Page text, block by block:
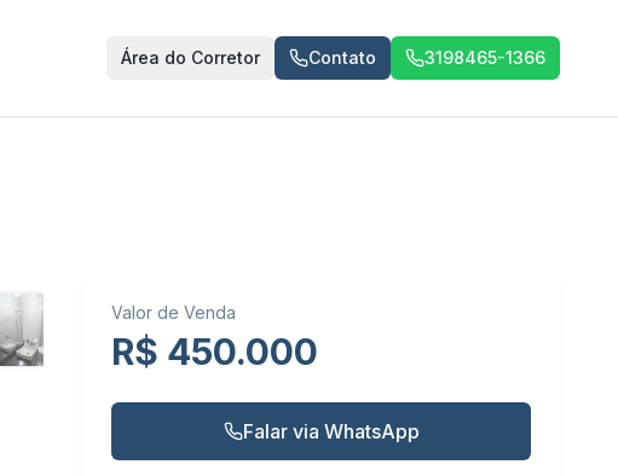
Área do Corretor Contato 3198465-1366
Valor de Venda
R$ 450.000
Falar via WhatsApp